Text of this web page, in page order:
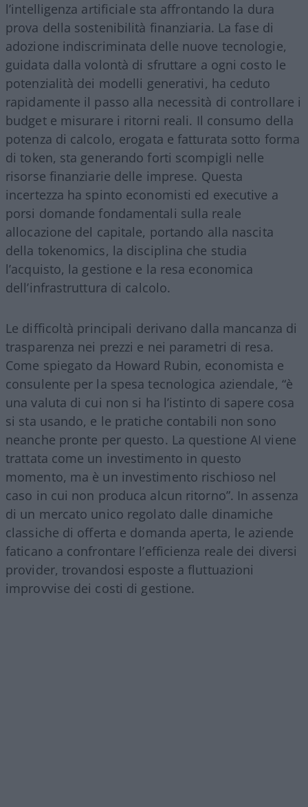
l’intelligenza artificiale sta affrontando la dura
prova della sostenibilità finanziaria. La fase di
adozione indiscriminata delle nuove tecnologie,
guidata dalla volontà di sfruttare a ogni costo le
potenzialità dei modelli generativi, ha ceduto
rapidamente il passo alla necessità di controllare i
budget e misurare i ritorni reali. Il consumo della
potenza di calcolo, erogata e fatturata sotto forma
di token, sta generando forti scompigli nelle
risorse finanziarie delle imprese. Questa
incertezza ha spinto economisti ed executive a
porsi domande fondamentali sulla reale
allocazione del capitale, portando alla nascita
della tokenomics, la disciplina che studia
l’acquisto, la gestione e la resa economica
dell’infrastruttura di calcolo.
Le difficoltà principali derivano dalla mancanza di
trasparenza nei prezzi e nei parametri di resa.
Come spiegato da Howard Rubin, economista e
consulente per la spesa tecnologica aziendale, “è
una valuta di cui non si ha l’istinto di sapere cosa
si sta usando, e le pratiche contabili non sono
neanche pronte per questo. La questione AI viene
trattata come un investimento in questo
momento, ma è un investimento rischioso nel
caso in cui non produca alcun ritorno”. In assenza
di un mercato unico regolato dalle dinamiche
classiche di offerta e domanda aperta, le aziende
faticano a confrontare l’efficienza reale dei diversi
provider, trovandosi esposte a fluttuazioni
improvvise dei costi di gestione.